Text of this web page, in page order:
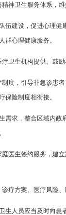
神卫生服务体系，
伍建设，促进心理
群心理健康服务。
卫生机构提供。鼓
度，引导非急诊患
保险制度相衔接。
需求，整合区域内
医生签约服务，建
疗方案、医疗风险
生人员应当及时向